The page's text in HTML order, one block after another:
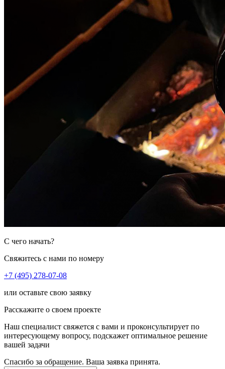
С чего начать?
Свяжитесь с нами по номеру
+7 (495) 278-07-08
или оставьте свою заявку
Расскажите о своем проекте
Наш специалист свяжется с вами и проконсультирует по
интересующему вопросу, подскажет оптимальное решение
вашей задачи
Спасибо за обращение. Ваша заявка принята.